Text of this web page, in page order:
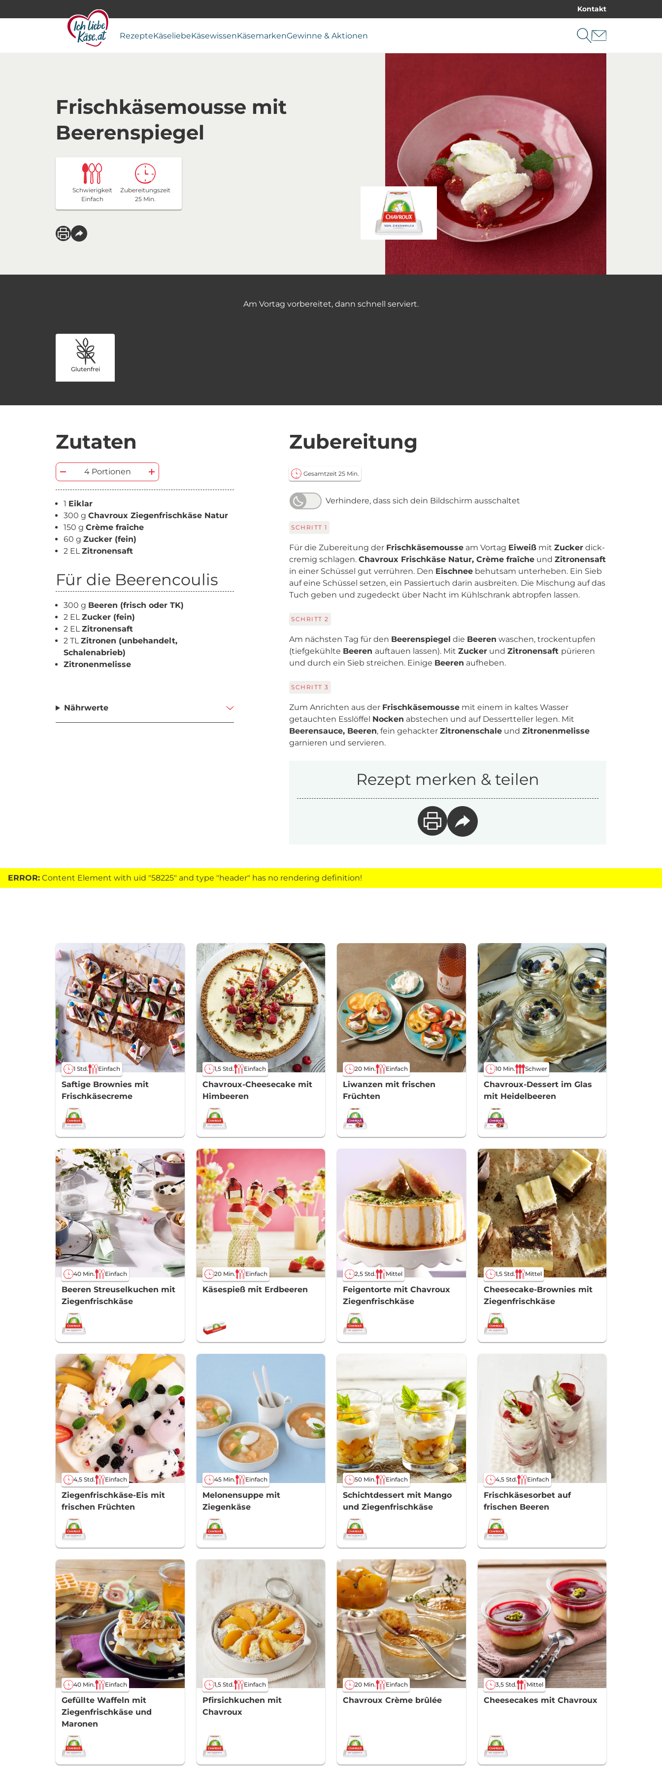
Kontakt
RezepteKäseliebeKäsewissenKäsemarkenGewinne & Aktionen
Frischkäsemousse mit
Beerenspiegel
Schwierigkeit
Einfach
Zubereitungszeit
25 Min.
Am Vortag vorbereitet, dann schnell serviert.
Glutenfrei
Zutaten
4 Portionen
1 Eiklar
300 g Chavroux Ziegenfrischkäse Natur
150 g Crème fraîche
60 g Zucker (fein)
2 ELZitronensaft
Für die Beerencoulis
300 g Beeren (frisch oder TK)
2 ELZucker (fein)
2 ELZitronensaft
2 TLZitronen (unbehandelt,
Schalenabrieb)
Zitronenmelisse
Nährwerte
Zubereitung
Gesamtzeit 25 Min.
Verhindere, dass sich dein Bildschirm ausschaltet
SCHRITT 1
Für die Zubereitung der Frischkäsemousse am Vortag Eiweiß mit Zucker dick-
cremig schlagen. Chavroux Frischkäse Natur, Crème fraîche und Zitronensaft
in einer Schüssel gut verrühren. Den Eischnee behutsam unterheben. Ein Sieb
auf eine Schüssel setzen, ein Passiertuch darin ausbreiten. Die Mischung auf das
Tuch geben und zugedeckt über Nacht im Kühlschrank abtropfen lassen.
SCHRITT 2
Am nächsten Tag für den Beerenspiegel die Beeren waschen, trockentupfen
(tiefgekühlte Beeren auftauen lassen). Mit Zucker und Zitronensaft pürieren
und durch ein Sieb streichen. Einige Beeren aufheben.
SCHRITT 3
Zum Anrichten aus der Frischkäsemousse mit einem in kaltes Wasser
getauchten Esslöffel Nocken abstechen und auf Dessertteller legen. Mit
Beerensauce, Beeren, fein gehackter Zitronenschale und Zitronenmelisse
garnieren und servieren.
Rezept merken & teilen
ERROR: Content Element with uid "58225" and type "header" has no rendering definition!
1 Std. Einfach
Saftige Brownies mit
Frischkäsecreme
1,5 Std. Einfach
Chavroux-Cheesecake mit
Himbeeren
20 Min. Einfach
Liwanzen mit frischen
Früchten
10 Min. Schwer
Chavroux-Dessert im Glas
mit Heidelbeeren
40 Min. Einfach
Beeren Streuselkuchen mit
Ziegenfrischkäse
20 Min. Einfach
Käsespieß mit Erdbeeren
2,5 Std. Mittel
Feigentorte mit Chavroux
Ziegenfrischkäse
1,5 Std. Mittel
Cheesecake-Brownies mit
Ziegenfrischkäse
4,5 Std. Einfach
Ziegenfrischkäse-Eis mit
frischen Früchten
45 Min. Einfach
Melonensuppe mit
Ziegenkäse
50 Min. Einfach
Schichtdessert mit Mango
und Ziegenfrischkäse
4,5 Std. Einfach
Frischkäsesorbet auf
frischen Beeren
40 Min. Einfach
Gefüllte Waffeln mit
Ziegenfrischkäse und
Maronen
1,5 Std. Einfach
Pfirsichkuchen mit
Chavroux
20 Min. Einfach
Chavroux Crème brûlée
3,5 Std. Mittel
Cheesecakes mit Chavroux